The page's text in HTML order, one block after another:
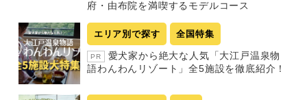
府・由布院を満喫するモデルコース
エリア別で探す 全国特集
PR
愛犬家から絶大な人気「大江戸温泉物
語わんわんリゾート」全5施設を徹底紹介！